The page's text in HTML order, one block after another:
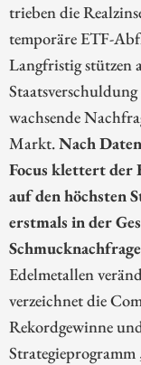
trieben die
temporäre ETF-
Langfristig stützen
wachsende
Markt.Nach
Focus klettert der
auf den höchsten
erstmals in der
Edelmetallen
verzeichnet die
Rekordgewinne